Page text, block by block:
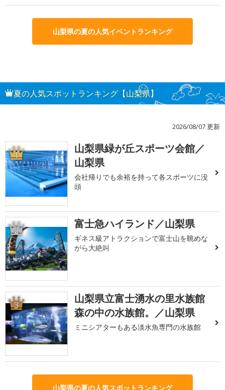
山梨県の夏の人気イベントランキング
夏の人気スポットランキング【山梨県】
2026/08/07 更新
1
山梨県緑が丘スポーツ会館／
山梨県
会社帰りでも余裕を持って各スポーツに没
頭
2 富士急ハイランド／山梨県
ギネス級アトラクションで富士山を眺めな
がら大絶叫
3
山梨県立富士湧水の里水族館
森の中の水族館。／山梨県
ミニシアターもある淡水魚専門の水族館
山梨県の夏の人気スポットランキング